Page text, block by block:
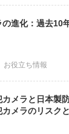
の進化：過去10
お役立ち情報
メラと日本製
カメラのリスク